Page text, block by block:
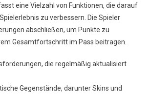
eine Vielzahl von Funktionen, die darauf
zu verbessern. Die Spieler
abschließen, um Punkte zu
Gesamtfortschritt im Pass beitragen.
die regelmäßig aktualisiert
Gegenstände, darunter Skins und